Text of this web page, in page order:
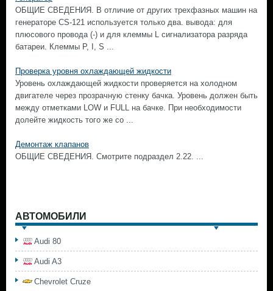
ОБЩИЕ СВЕДЕНИЯ. В отличие от других трехфазных машин на
генераторе CS-121 используется только два. вывода: для
плюсового провода (-) и для клеммы L сигнализатора разряда
батареи. Клеммы Р, I, S ...
Проверка уровня охлаждающей жидкости
Уровень охлаждающей жидкости проверяется на холодном
двигателе через прозрачную стенку бачка. Уровень должен быть
между отметками LOW и FULL на бачке. При необходимости
долейте жидкость того же со ...
Демонтаж клапанов
ОБЩИЕ СВЕДЕНИЯ. Смотрите подраздел 2.22. ...
АВТОМОБИЛИ
Audi 80
Audi A3
Chevrolet Cruze